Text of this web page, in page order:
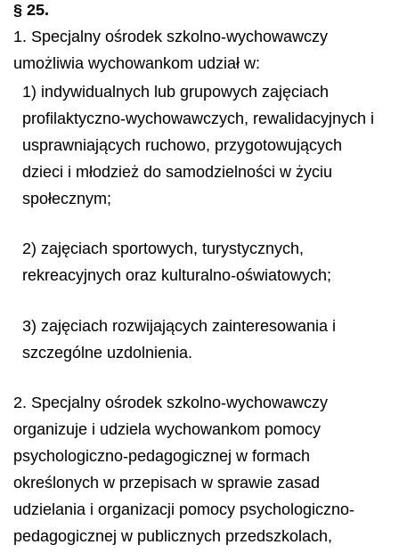
§ 25.
1. Specjalny ośrodek szkolno-wychowawczy
umożliwia wychowankom udział w:
1) indywidualnych lub grupowych zajęciach
profilaktyczno-wychowawczych, rewalidacyjnych i
usprawniających ruchowo, przygotowujących
dzieci i młodzież do samodzielności w życiu
społecznym;
2) zajęciach sportowych, turystycznych,
rekreacyjnych oraz kulturalno-oświatowych;
3) zajęciach rozwijających zainteresowania i
szczególne uzdolnienia.
2. Specjalny ośrodek szkolno-wychowawczy
organizuje i udziela wychowankom pomocy
psychologiczno-pedagogicznej w formach
określonych w przepisach w sprawie zasad
udzielania i organizacji pomocy psychologiczno-
pedagogicznej w publicznych przedszkolach,